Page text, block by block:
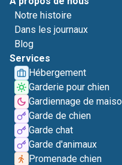
Notre histoire
Dans les journaux
Blog
Services
Hébergement
Garderie pour chien
Gardiennage de
Garde de chien
Garde chat
Garde d'animaux
Promenade chien